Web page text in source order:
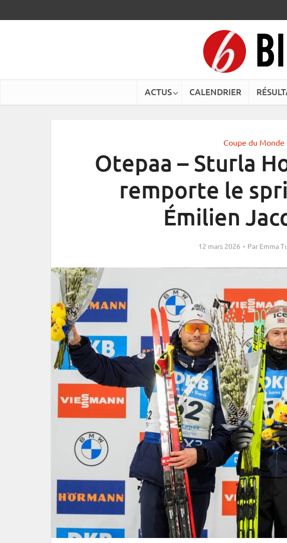
ACTUS CALENDRIER
Coupe du Monde
Otepaa – Sturla
remporte le
Émilien
12 mars 2026 Par Emma